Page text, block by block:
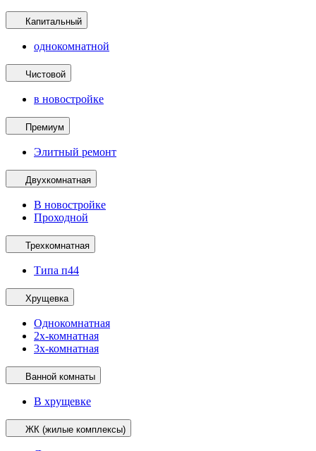
Капитальный
однокомнатной
Чистовой
в новостройке
Премиум
Элитный ремонт
Двухкомнатная
В новостройке
Проходной
Трехкомнатная
Типа п44
Хрущевка
Однокомнатная
2х-комнатная
3х-комнатная
Ванной комнаты
В хрущевке
ЖК (жилые комплексы)